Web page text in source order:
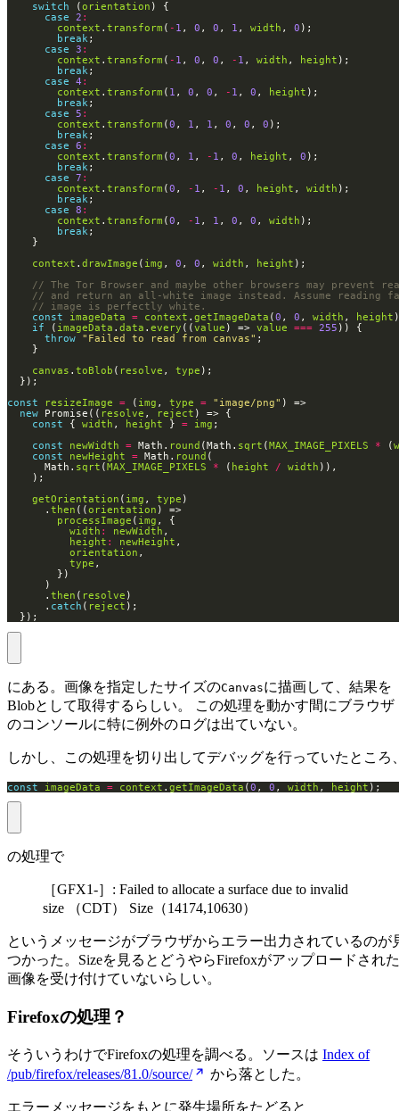
switch ( orientation
case
2 :
context . transform ( - 1 , 0 , 0 , 1 , width , 0
break
case
3 :
context . transform ( - 1 , 0 , 0 , - 1 , width , height
break
case
4 :
context . transform ( 1 , 0 , 0 , - 1 , 0 , height
break
case
5 :
context . transform ( 0 , 1 , 1 , 0 , 0 , 0
break
case
6 :
context . transform ( 0 , 1 , - 1 , 0 , height , 0
break
case
7 :
context . transform ( 0 , - 1 , - 1 , 0 , height , width
break
case
8 :
context . transform ( 0 , - 1 , 1 , 0 , 0 , width
break
context . drawImage ( img , 0 , 0 , width , height
const
imageData = context . getImageData ( 0 , 0 , width ,
height
if ( imageData . data . every (( value ) => value === 255
throw
"Failed to read from canvas"
canvas . toBlob ( resolve , type
const
resizeImage = ( img , type = "image/png"
new Promise(( resolve , reject
const { width , height } = img
const
newWidth = Math. round (Math. sqrt ( MAX_IMAGE_PIXELS * (
const
newHeight = Math. round
      Math.
sqrt ( MAX_IMAGE_PIXELS * ( height / width
getOrientation ( img , type
      .
then (( orientation
processImage ( img
width : newWidth
height : newHeight
orientation
type
      .
then ( resolve
      .
catch ( reject
  });
にある。画像を指定したサイズのCanvasに描画して、結果を
Blobとして取得するらしい。 この処理を動かす間にブラウザ
のコンソールに特に例外のログは出ていない。
しかし、この処理を切り出してデバッグを行っていたところ
const imageData = context . getImageData (0 , 0 , width , height );
の処理で
［GFX1-］: Failed to allocate a surface due to invalid
size （CDT） Size（14174,10630）
というメッセージがブラウザからエラー出力されているのが
つかった。Sizeを見るとどうやらFirefoxがアップロードされた
画像を受け付けていないらしい。
Firefoxの処理？
そういうわけでFirefoxの処理を調べる。ソースは Index of
/pub/firefox/releases/81.0/source/
から落とした。
エラーメッセージをもとに発生場所をたどると